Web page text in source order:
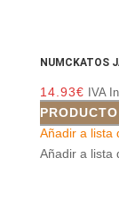
NUMCKATOS
14.93€ IVA
PRODUCTO
Añadir a lista
Añadir a lista